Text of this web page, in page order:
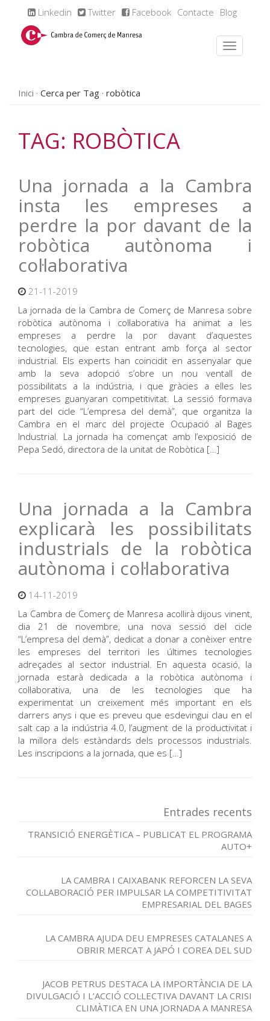
Linkedin Twitter Facebook Contacte Blog
Inici Cerca per Tag robòtica
TAG: ROBÒTICA
Una jornada a la Cambra
insta les empreses a
perdre la por davant de la
robòtica autònoma i
col·laborativa
21-11-2019
La jornada de la Cambra de Comerç de Manresa sobre
robòtica autònoma i col·laborativa ha animat a les
empreses a perdre la por davant d’aquestes
tecnologies, que estan entrant amb força al sector
industrial. Els experts han coincidit en assenyalar que
amb la seva adopció s’obre un nou ventall de
possibilitats a la indústria, i que gràcies a elles les
empreses guanyaran competitivitat. La sessió formava
part del cicle “L’empresa del demà”, que organitza la
Cambra en el marc del projecte Ocupació al Bages
Industrial. La jornada ha començat amb l’exposició de
Pepa Sedó, directora de la unitat de Robòtica […]
Una jornada a la Cambra
explicarà les possibilitats
industrials de la robòtica
autònoma i col·laborativa
14-11-2019
La Cambra de Comerç de Manresa acollirà dijous vinent,
dia 21 de novembre, una nova sessió del cicle
“L’empresa del demà”, dedicat a donar a conèixer entre
les empreses del territori les últimes tecnologies
adreçades al sector industrial. En aquesta ocasió, la
jornada estarà dedicada a la robòtica autònoma i
col·laborativa, una de les tecnologies que ha
experimentat un creixement més important en els
darrers anys i que es preveu que esdevingui clau en el
salt cap a la indústria 4.0, l’augment de la productivitat i
la millora dels estàndards dels processos industrials.
Les inscripcions a la jornada, que es […]
Entrades recents
TRANSICIÓ ENERGÈTICA – PUBLICAT EL PROGRAMA
AUTO+
LA CAMBRA I CAIXABANK REFORCEN LA SEVA
COL·LABORACIÓ PER IMPULSAR LA COMPETITIVITAT
EMPRESARIAL DEL BAGES
LA CAMBRA AJUDA DEU EMPRESES CATALANES A
OBRIR MERCAT A JAPÓ I COREA DEL SUD
JACOB PETRUS DESTACA LA IMPORTÀNCIA DE LA
DIVULGACIÓ I L’ACCIÓ COL·LECTIVA DAVANT LA CRISI
CLIMÀTICA EN UNA JORNADA A MANRESA